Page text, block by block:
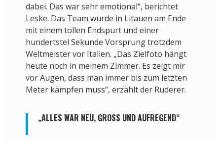
dabei. Das war sehr emotional“, berichtet
Leske. Das Team wurde in Litauen am Ende
mit einem tollen Endspurt und einer
hundertstel Sekunde Vorsprung trotzdem
Weltmeister vor Italien. „Das Zielfoto hängt
heute noch in meinem Zimmer. Es zeigt mir
vor Augen, dass man immer bis zum letzten
Meter kämpfen muss“, erzählt der Ruderer.
„ALLES WAR NEU, GROSS UND AUFREGEND“